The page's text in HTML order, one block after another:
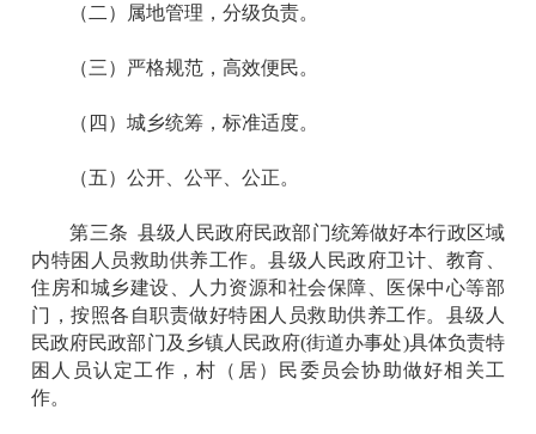
（二）属地管理，分级负责。
（三）严格规范，高效便民。
（四）城乡统筹，标准适度。
（五）公开、公平、公正。
第三条 县级人民政府民政部门统筹做好本行政区域
内特困人员救助供养工作。县级人民政府卫计、教育、
住房和城乡建设、人力资源和社会保障、医保中心等部
门，按照各自职责做好特困人员救助供养工作。县级人
民政府民政部门及乡镇人民政府(街道办事处)具体负责特
困人员认定工作，村（居）民委员会协助做好相关工
作。